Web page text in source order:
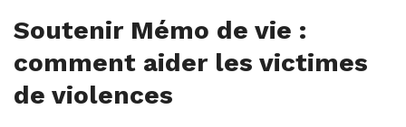
Soutenir Mémo de vie :
comment aider les victimes
de violences